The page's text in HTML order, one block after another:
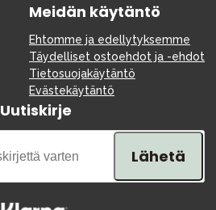
Meidän käytäntö
Ehtomme ja edellytyksemme
Täydelliset ostoehdot ja -ehdot
Tietosuojakäytäntö
Evästekäytäntö
Uutiskirje
Lähetä